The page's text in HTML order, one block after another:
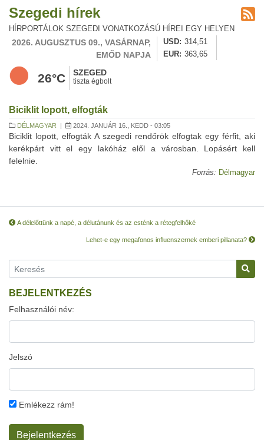
Szegedi hírek
HÍRPORTÁLOK SZEGEDI VONATKOZÁSÚ HÍREI EGY HELYEN
2026. AUGUSZTUS 09., VASÁRNAP,
EMŐD NAPJA
USD
314,51
EUR
363,65
26°C SZEGED
tiszta égbolt
Biciklit lopott, elfogták
DÉLMAGYAR | 2024. JANUÁR 16., KEDD - 03:05
Biciklit lopott, elfogták A szegedi rendőrök elfogtak egy férfit, aki
kerékpárt vitt el egy lakóház elől a városban. Lopásért kell
felelnie.
Forrás: Délmagyar
A délelőttünk a napé, a délutánunk és az esténk a rétegfelhőké
Lehet-e egy megafonos influenszernek emberi pillanata?
BEJELENTKEZÉS
Felhasználói név:
Jelszó
Emlékezz rám!